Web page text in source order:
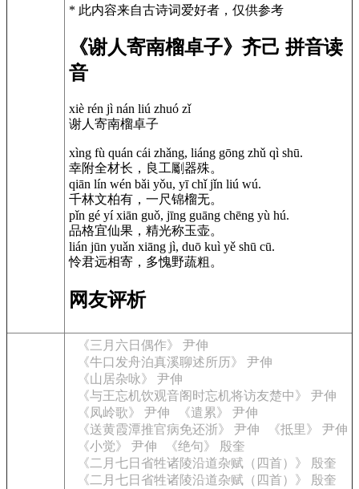
* 此内容来自古诗词爱好者，仅供参考
《谢人寄南榴卓子》齐己 拼音读
音
xiè rén jì nán liú zhuó zǐ
谢人寄南榴卓子
xìng fù quán cái zhǎng, liáng gōng zhǔ qì shū.
幸附全材长，良工劚器殊。
qiān lín wén bǎi yǒu, yī chǐ jǐn liú wú.
千林文柏有，一尺锦榴无。
pǐn gé yí xiān guǒ, jīng guāng chēng yù hú.
品格宜仙果，精光称玉壶。
lián jūn yuǎn xiāng jì, duō kuì yě shū cū.
怜君远相寄，多愧野蔬粗。
网友评析
《三月六日偶作》 尹伸
《牛口发舟泊真溪聊述所历》 尹伸
《山居杂咏》 尹伸
《与王忘机饮观音阁时忘机将访友楚中》 尹伸
《凤岭歌》 尹伸
《遣累》 尹伸
《送黄霞潭推官病免还浙》 尹伸
《抵里》 尹伸
《小觉》 尹伸
《绝句》 殷奎
《二月七日省牲诸陵沿道杂赋（四首）》 殷奎
《二月七日省牲诸陵沿道杂赋（四首）》 殷奎